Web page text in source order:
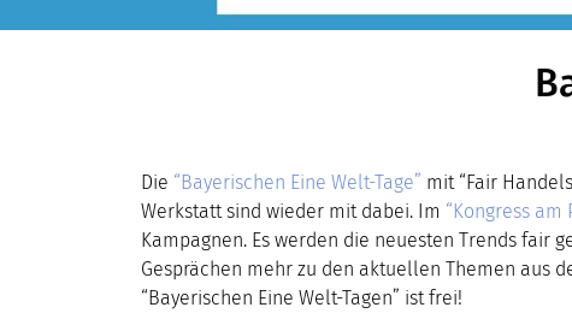
Die “Bayerischen Eine Welt-Tage” mit “Fair
Werkstatt sind wieder mit dabei. Im “Kongress am
Kampagnen. Es werden die neuesten Trends fair
Gesprächen mehr zu den aktuellen Themen aus
“Bayerischen Eine Welt-Tagen” ist frei!